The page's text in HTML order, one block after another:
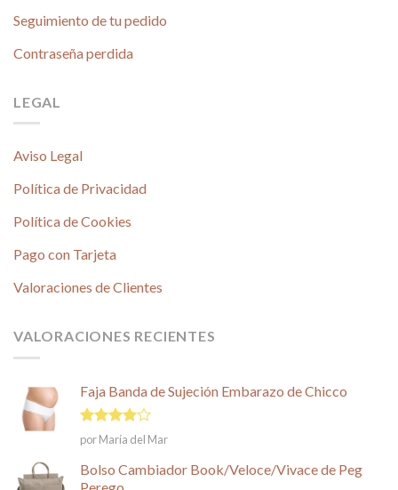
Seguimiento de tu pedido
Contraseña perdida
LEGAL
Aviso Legal
Política de Privacidad
Política de Cookies
Pago con Tarjeta
Valoraciones de Clientes
VALORACIONES RECIENTES
Faja Banda de Sujeción Embarazo de Chicco
Valorado
en
5
por María del Mar
Bolso Cambiador Book/Veloce/Vivace de Peg